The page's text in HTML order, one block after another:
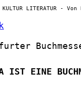
LITERATUR -
IST EINE